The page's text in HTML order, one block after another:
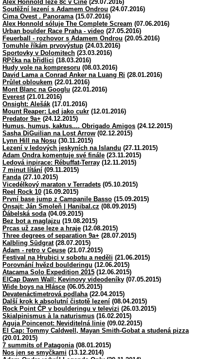
Alex Honnold leze 8c v Číně (29.07.2016)
Soutěžní lezení s Adamem Ondrou (24.07.2016)
Cima Ovest . Panorama (15.07.2016)
Alex Honnold sóluje The Complete Scream (07.06.2016)
Urban boulder Race Praha - video (27.05.2016)
Feuerball - rozhovor s Adamem Ondrou (20.05.2016)
Tomuhle říkám prvovýstup (24.03.2016)
Sportovky v Dolomitech (23.03.2016)
RPčka na břidlici (18.03.2016)
Hudy vole na kompresoru (08.03.2016)
David Lama a Conrad Anker na Luang Ri (28.01.2016)
Průlet obloukem (22.01.2016)
Mont Blanc na Googlu (22.01.2016)
Everest(21.01.2016)
Onsight: Alešák (17.01.2016)
Mount Reaper: Led jako cukr (12.01.2016)
Predator 9a+ (24.12.2015)
Humus, humus, kaktus.... Obrigado Amigos (24.12.2015)
Sasha DiGuilian na Lost Arrow (02.12.2015)
Lynn Hill na Nosu (30.11.2015)
Lezení v ledových jeskyních na Islandu (27.11.2015)
Adam Ondra komentuje své finále (23.11.2015)
Ledová inpirace: Rébuffat-Terray (12.11.2015)
7 minut lítání (09.11.2015)
Fanda (27.10.2015)
Vicedélkový maraton v Terradets (05.10.2015)
Reel Rock 10 (16.09.2015)
První base jump z Campanile Basso (15.09.2015)
Onsajt: Ján Smoleň | Hanibal.cz (08.09.2015)
Ďábelská soda (04.09.2015)
Bez bot a maglajzu (19.08.2015)
Prcas už zase leze a hraje (12.08.2015)
Three degrees of separation 9a+ (28.07.2015)
Kalbling Südgrat(28.07.2015)
Adam - retro v Ceuse (21.07.2015)
Festival na Hrubici v sobotu a neděli (21.06.2015)
Porovnání hvězd boulderingu (12.06.2015)
Atacama Solo Expedition 2015 (12.06.2015)
ElCap Dawn Wall: Kevinovy videodeníky (07.05.2015)
Wide boys na Hlásce (06.05.2015)
Devatenáctimetrová podlaha (22.04.2015)
Další krok k absolutní čistotě lezení (08.04.2015)
Rock Point ČP v boulderingu v televizi (26.03.2015)
Skialpinismus à la naturismus (16.02.2015)
Aguja Poincenot: Neviditelná linie (09.02.2015)
El Cap: Tommy Caldwell, Mayan Smith-Gobat a studená pizza
(20.01.2015)
7 summits of Patagonia (08.01.2015)
Nos jen se smyčkami (13.12.2014)